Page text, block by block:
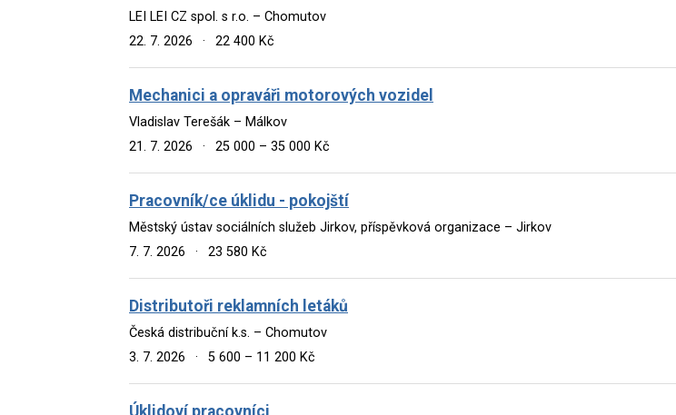
LEI LEI CZ spol. s r.o. – Chomutov
22. 7. 2026
· 22 400 Kč
Mechanici a opraváři motorových vozidel
Vladislav Terešák – Málkov
21. 7. 2026
· 25 000 – 35 000 Kč
Pracovník/ce úklidu - pokojští
Městský ústav sociálních služeb Jirkov, příspěvková organizace – Jirkov
7. 7. 2026
· 23 580 Kč
Distributoři reklamních letáků
Česká distribuční k.s. – Chomutov
3. 7. 2026
· 5 600 – 11 200 Kč
Úklidoví pracovníci